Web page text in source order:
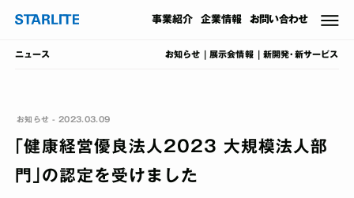
事業紹介 企業情報 お問い合わせ
ニュース お知らせ 展示会情報 新開発･新サービス
お知らせ - 2023.03.09
｢健康経営優良法人2023 大規模法人部
門｣の認定を受けました